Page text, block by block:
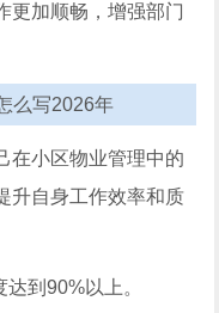
更加顺畅，增强部门
么写2026年
在小区物业管理中的
升自身工作效率和质
到90%以上。